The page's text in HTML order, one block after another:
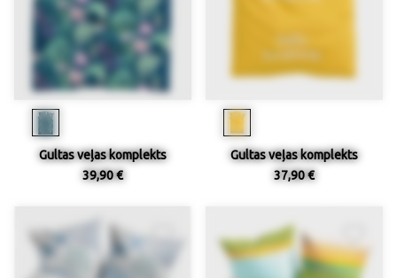
Gultas veļas komplekts
39,90 €
Gultas veļas komplekts
37,90 €